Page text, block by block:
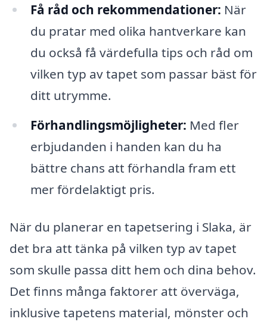
Få råd och rekommendationer: När
du pratar med olika hantverkare kan
du också få värdefulla tips och råd om
vilken typ av tapet som passar bäst för
ditt utrymme.
Förhandlingsmöjligheter: Med fler
erbjudanden i handen kan du ha
bättre chans att förhandla fram ett
mer fördelaktigt pris.
När du planerar en tapetsering i Slaka, är
det bra att tänka på vilken typ av tapet
som skulle passa ditt hem och dina behov.
Det finns många faktorer att överväga,
inklusive tapetens material, mönster och